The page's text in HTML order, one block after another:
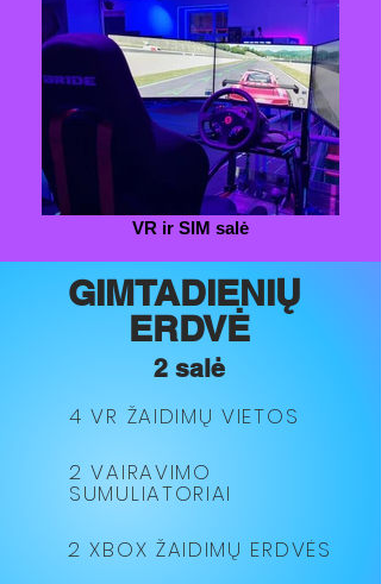
VR ir SIM salė
GIMTADIENIŲ
ERDVĖ
2 salė
4 VR ŽAIDIMŲ VIETOS
2 VAIRAVIMO
SUMULIATORIAI
2 XBOX ŽAIDIMŲ ERDVĖS